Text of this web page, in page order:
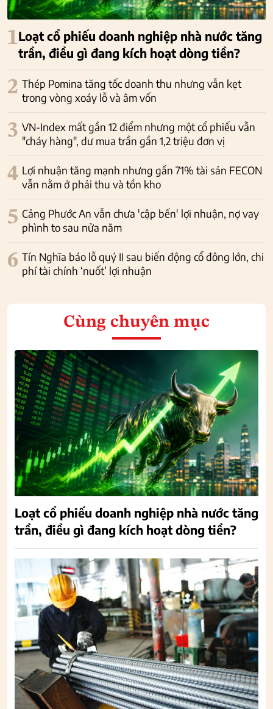
1Loạt cổ phiếu doanh nghiệp nhà nước tăng
trần, điều gì đang kích hoạt dòng tiền?
2 Thép Pomina tăng tốc doanh thu nhưng vẫn kẹt
trong vòng xoáy lỗ và âm vốn
3 VN-Index mất gần 12 điểm nhưng một cổ phiếu vẫn
"cháy hàng", dư mua trần gần 1,2 triệu đơn vị
4 Lợi nhuận tăng mạnh nhưng gần 71% tài sản FECON
vẫn nằm ở phải thu và tồn kho
5 Cảng Phước An vẫn chưa 'cập bến' lợi nhuận, nợ vay
phình to sau nửa năm
6 Tín Nghĩa báo lỗ quý II sau biến động cổ đông lớn, chi
phí tài chính ‘nuốt’ lợi nhuận
Cùng chuyên mục
Loạt cổ phiếu doanh nghiệp nhà nước tăng
trần, điều gì đang kích hoạt dòng tiền?